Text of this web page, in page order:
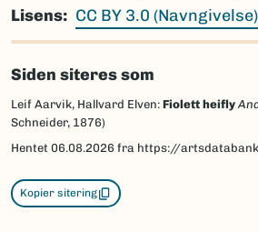
Lisens
CC BY 3.0 (Navngivelse)
Siden siteres som
Leif Aarvik, Hallvard Elven: Fiolett heifly
Schneider, 1876)
Hentet 06.08.2026 fra https://artsdatabanken.no/
Kopier sitering